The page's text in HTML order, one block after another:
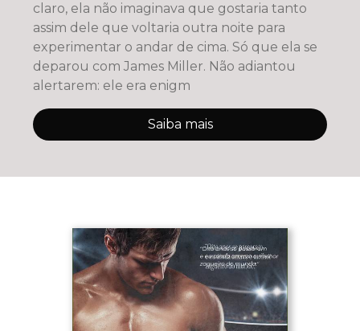
claro, ela não imaginava que gostaria tanto
assim dele que voltaria outra noite para
experimentar o andar de cima. Só que ela se
deparou com James Miller. Não adiantou
alertarem: ele era enigm
Saiba mais